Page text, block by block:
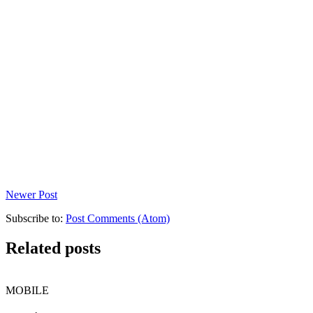
Newer Post
Subscribe to: Post Comments (Atom)
Related posts
MOBILE